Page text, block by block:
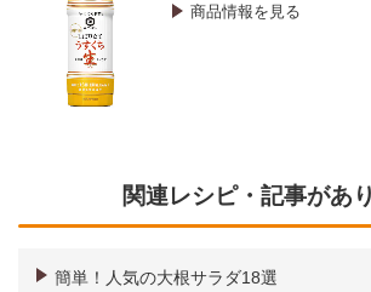
商品情報を見る
関連レシピ・記事があ
簡単！人気の大根サラダ18選